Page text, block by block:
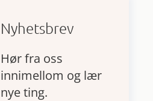
Nyhetsbrev
Hør fra oss
innimellom og lær
nye ting.